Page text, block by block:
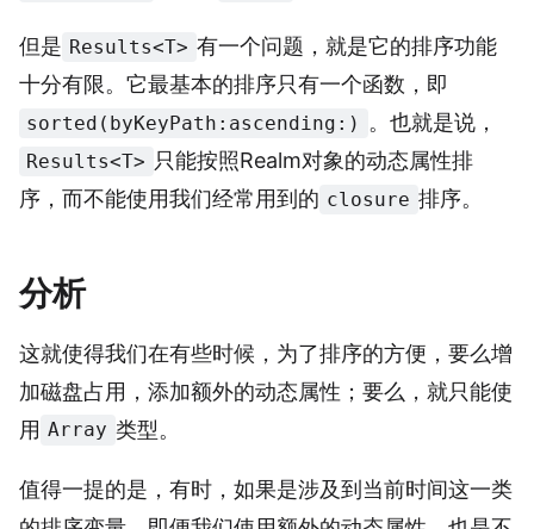
但是 Results<T> 有一个问题，就是它的排序功能
十分有限。它最基本的排序只有一个函数，即
sorted(byKeyPath:ascending:) 。也就是说，
Results<T> 只能按照Realm对象的动态属性排
序，而不能使用我们经常用到的 closure 排序。
分析
这就使得我们在有些时候，为了排序的方便，要么增
加磁盘占用，添加额外的动态属性；要么，就只能使
用 Array 类型。
值得一提的是，有时，如果是涉及到当前时间这一类